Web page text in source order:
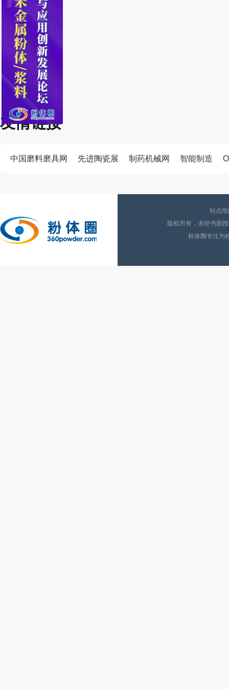
友情链接
中国磨料磨具网 先进陶瓷展 制药机械网 智能制造
站点
版权所有，未经书面
粉体圈专注为